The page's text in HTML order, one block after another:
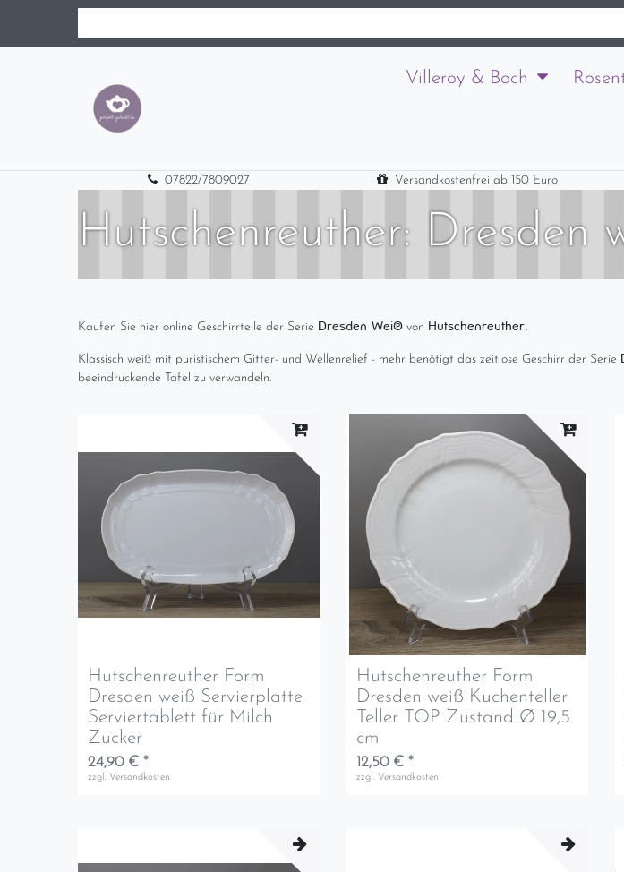
Villeroy & Boch
07822/7809027 Versandkostenfrei ab 150 Euro
Hutschenreuther: Dresden
Kaufen Sie hier online Geschirrteile der Serie Dresden Weiß von Hutschenreuther.
Klassisch weiß mit puristischem Gitter- und Wellenrelief - mehr benötigt das zeitlose Geschirr der Serie
beeindruckende Tafel zu verwandeln.
Hutschenreuther Form
Dresden weiß Servierplatte
Serviertablett für Milch
Zucker
24,90 € *
zzgl. Versandkosten
Hutschenreuther Form
Dresden weiß Kuchenteller
Teller TOP Zustand Ø 19,5
cm
12,50 € *
zzgl. Versandkosten